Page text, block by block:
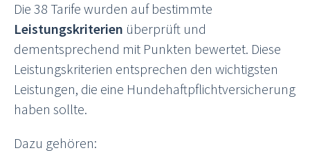
Die 38 Tarife wurden auf bestimmte
Leistungskriterien überprüft und
dementsprechend mit Punkten bewertet. Diese
Leistungskriterien entsprechen den wichtigsten
Leistungen, die eine Hundehaftpflichtversicherung
haben sollte.
Dazu gehören: